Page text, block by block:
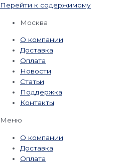
Перейти к содержимому
Москва
О компании
Доставка
Оплата
Новости
Статьи
Поддержка
Контакты
Меню
О компании
Доставка
Оплата